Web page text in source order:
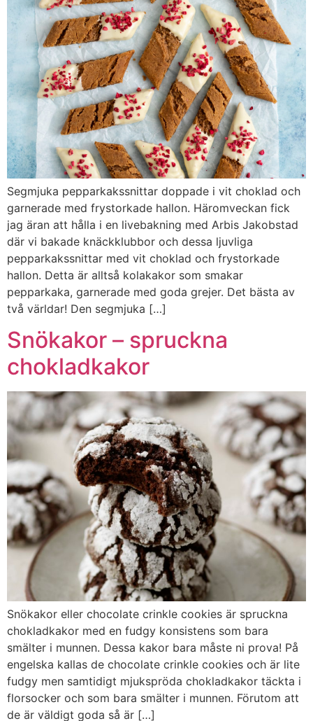
Segmjuka pepparkakssnittar doppade i vit choklad och
garnerade med frystorkade hallon. Häromveckan fick
jag äran att hålla i en livebakning med Arbis Jakobstad
där vi bakade knäckklubbor och dessa ljuvliga
pepparkakssnittar med vit choklad och frystorkade
hallon. Detta är alltså kolakakor som smakar
pepparkaka, garnerade med goda grejer. Det bästa av
två världar! Den segmjuka […]
Snökakor – spruckna
chokladkakor
Snökakor eller chocolate crinkle cookies är spruckna
chokladkakor med en fudgy konsistens som bara
smälter i munnen. Dessa kakor bara måste ni prova! På
engelska kallas de chocolate crinkle cookies och är lite
fudgy men samtidigt mjukspröda chokladkakor täckta i
florsocker och som bara smälter i munnen. Förutom att
de är väldigt goda så är […]